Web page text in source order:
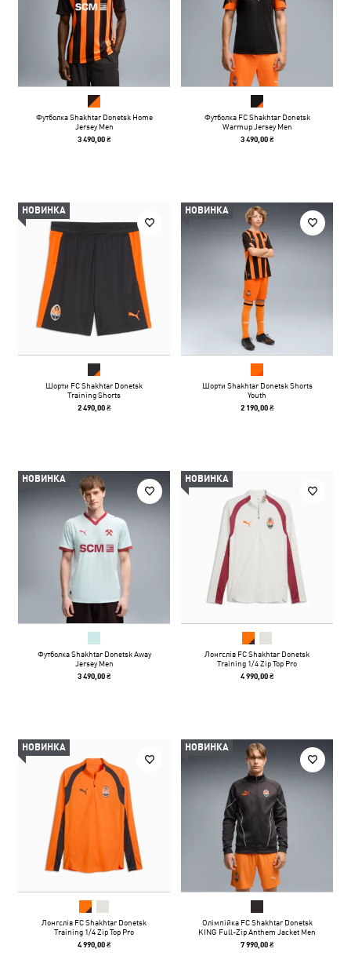
Футболка Shakhtar Donetsk Home
Jersey Men
3 490,00 ₴
Футболка FC Shakhtar Donetsk
Warmup Jersey Men
3 490,00 ₴
НОВИНКА
Шорти FC Shakhtar Donetsk
Training Shorts
2 490,00 ₴
НОВИНКА
Шорти Shakhtar Donetsk Shorts
Youth
2 190,00 ₴
НОВИНКА
Футболка Shakhtar Donetsk Away
Jersey Men
3 490,00 ₴
НОВИНКА
Лонгслів FC Shakhtar Donetsk
Training 1/4 Zip Top Pro
4 990,00 ₴
НОВИНКА
Лонгслів FC Shakhtar Donetsk
Training 1/4 Zip Top Pro
4 990,00 ₴
НОВИНКА
Олімпійка FC Shakhtar Donetsk
KING Full-Zip Anthem Jacket Men
7 990,00 ₴